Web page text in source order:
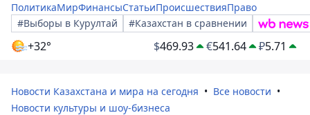
ПолитикаМирФинансыСтатьиПроисшествияПраво
#Выборы в Курултай
#Казахстан в сравнении
+32° $469.93 €541.64 ₽5.71
Новости Казахстана и мира на сегодня
Все новости
Новости культуры и шоу-бизнеса